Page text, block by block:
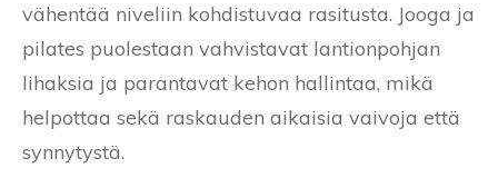
vähentää niveliin kohdistuvaa rasitusta. Jooga ja
pilates puolestaan vahvistavat lantionpohjan
lihaksia ja parantavat kehon hallintaa, mikä
helpottaa sekä raskauden aikaisia vaivoja että
synnytystä.